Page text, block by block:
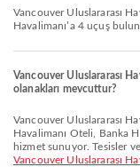
Vancouver Uluslararası Havalimanı’tan John C Munro Hamilton Uluslararası
Havalimanı’a 4 uçuş
Vancouver Uluslararası
olanakları mevcuttur?
Vancouver Uluslararası Havalimanı, seyahat deneyiminizi geliştirmek için
Havalimanı Oteli, Banka
hizmet sunuyor. Tesisler
Vancouver Uluslararası